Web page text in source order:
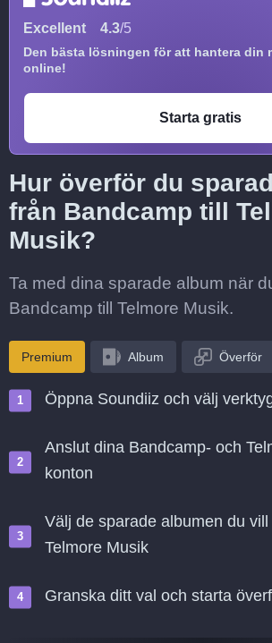
Excellent 4.3/5
Den bästa lösningen för att hantera din
online!
Starta gratis
Hur överför du
från Bandcamp till
Musik?
Ta med dina sparade album när
Bandcamp till Telmore Musik.
Premium Album Överför
Öppna Soundiiz och välj
Anslut dina Bandcamp- och
konton
Välj de sparade albumen du
Telmore Musik
Granska ditt val och starta